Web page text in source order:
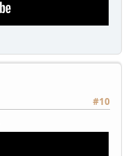
#10